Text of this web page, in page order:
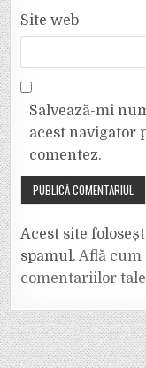
Site web
Salvează-mi
acest navigator
comentez.
Acest site
spamul.Află cum
comentariilor tale